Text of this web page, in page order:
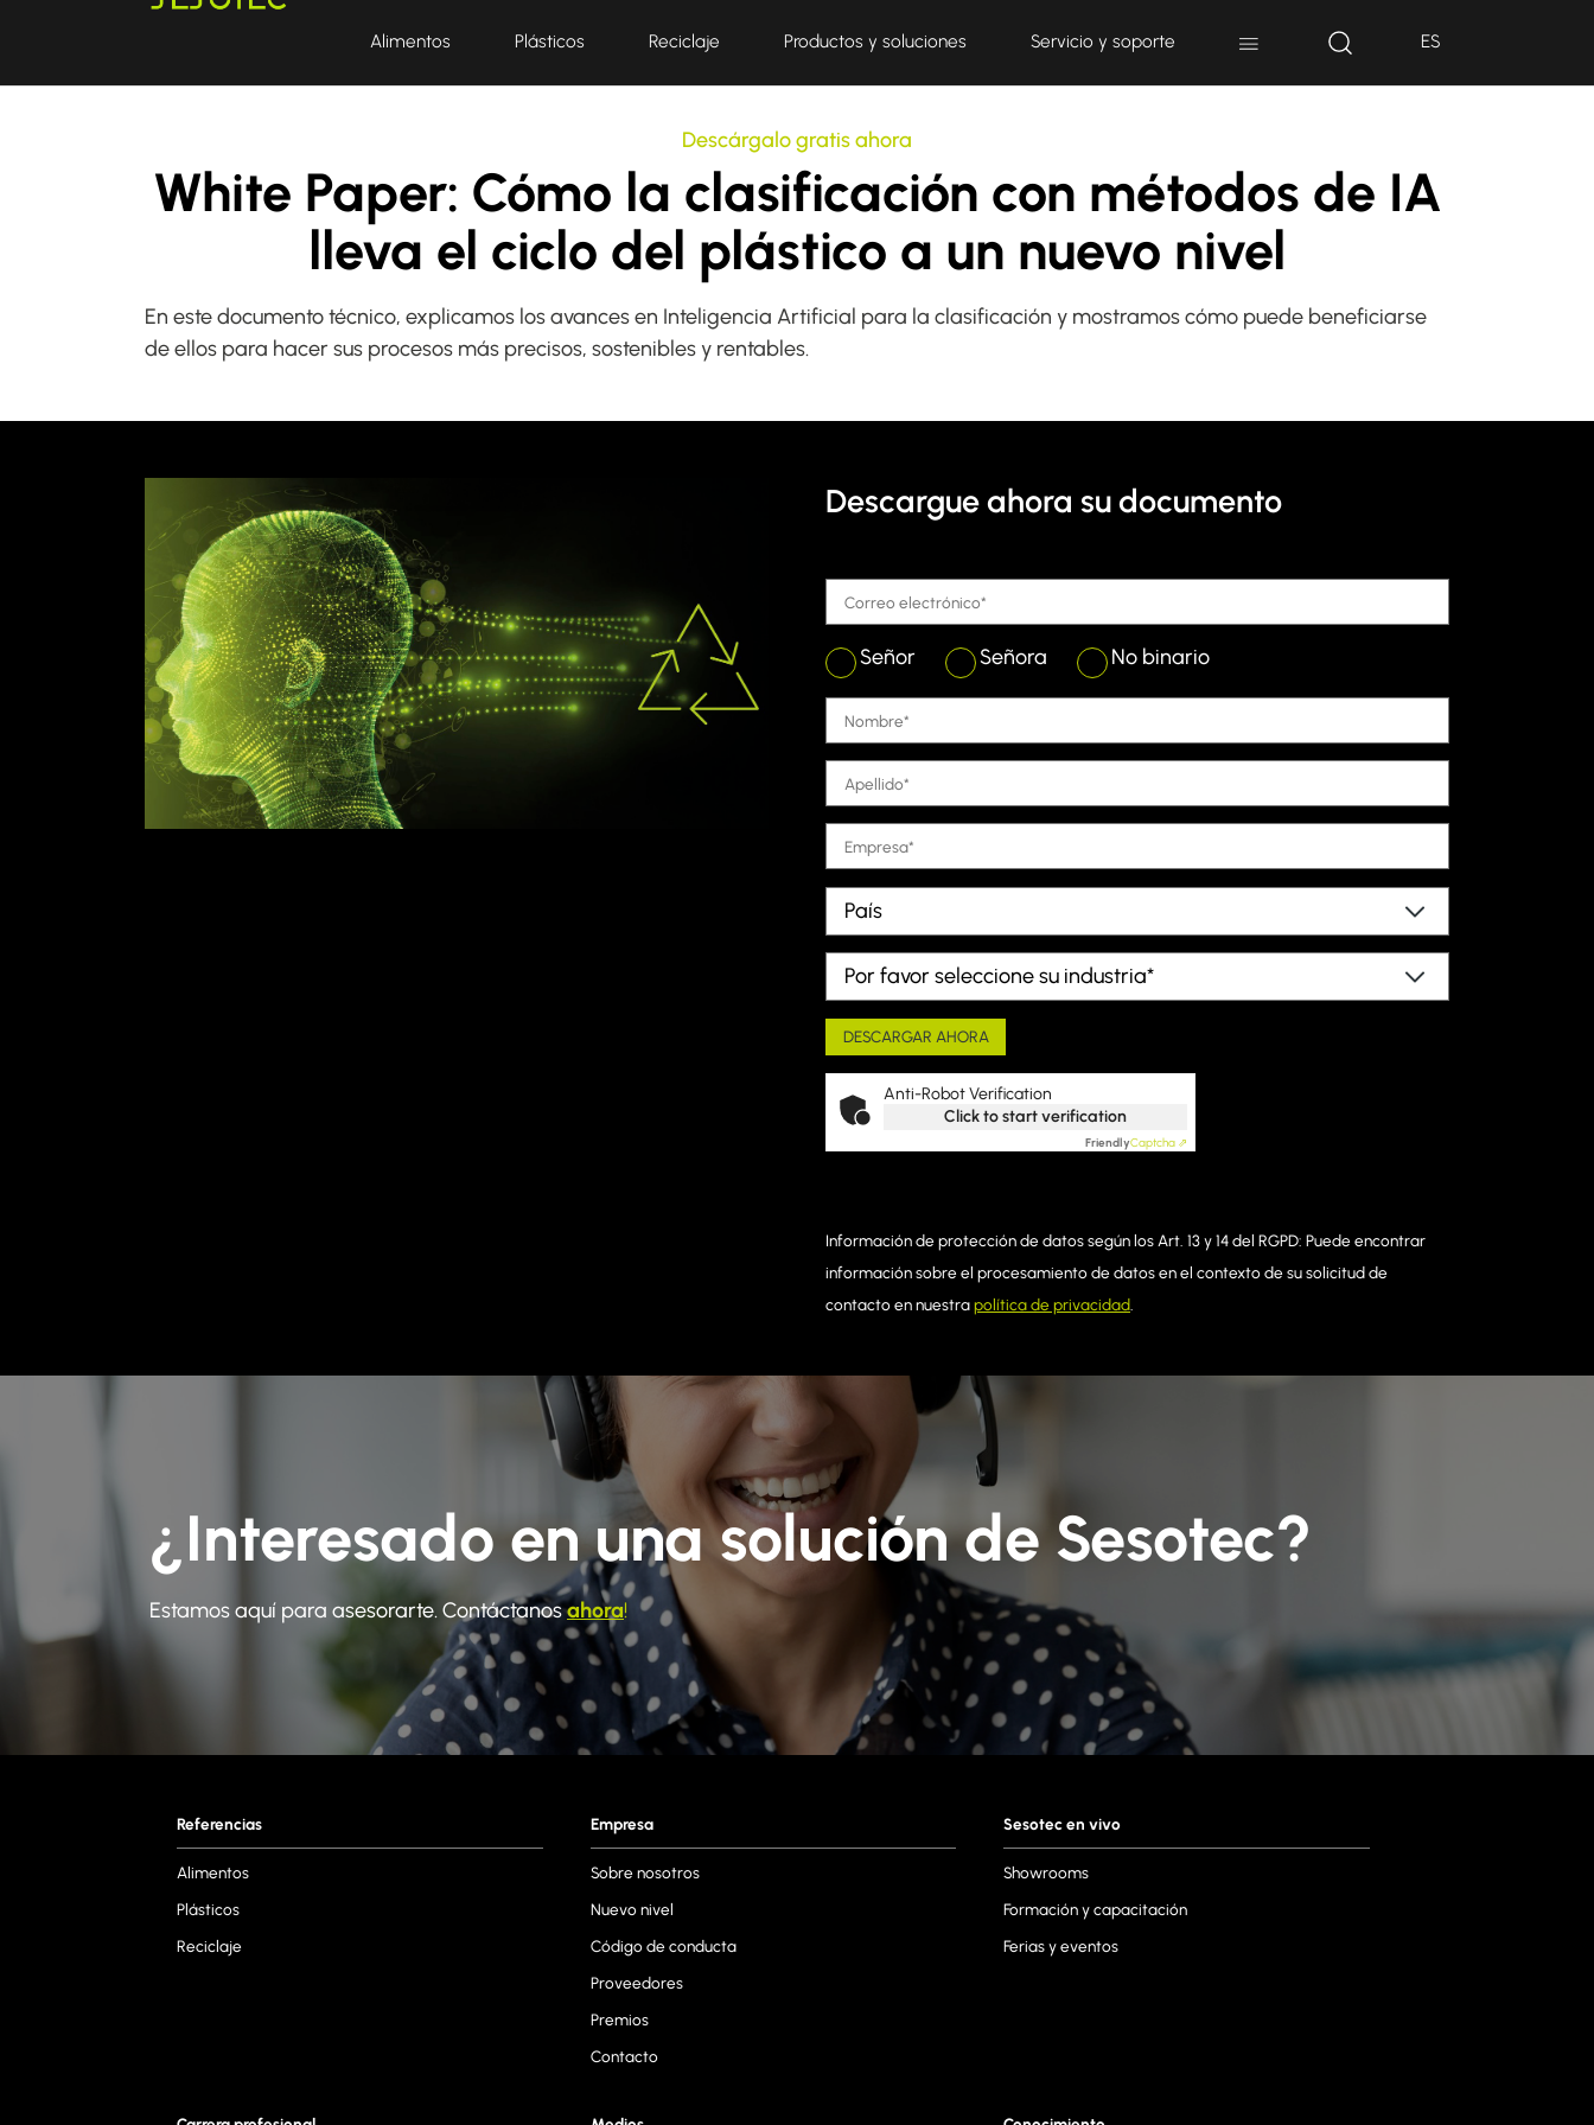
Skip to main content
Skip to page footer
Alimentos Plásticos Reciclaje Productos y soluciones Servicio y soporte ES
Descárgalo gratis ahora
White Paper: Cómo la clasificación con métodos de IA
lleva el ciclo del plástico a un nuevo nivel
En este documento técnico, explicamos los avances en Inteligencia Artificial para la clasificación y mostramos cómo puede beneficiarse
de ellos para hacer sus procesos más precisos, sostenibles y rentables.
Descargue ahora su documento
Señor Señora No binario
Anti-Robot Verification
Click to start verification
FriendlyCaptcha ⇗
Información de protección de datos según los Art. 13 y 14 del RGPD: Puede encontrar
información sobre el procesamiento de datos en el contexto de su solicitud de
contacto en nuestrapolítica de privacidad
¿Interesado en una solución de Sesotec?
Estamos aquí para asesorarte. Contáctanosahora!
Referencias
Alimentos
Plásticos
Reciclaje
Empresa
Sobre nosotros
Nuevo nivel
Código de conducta
Proveedores
Premios
Contacto
Sesotec en vivo
Showrooms
Formación y capacitación
Ferias y eventos